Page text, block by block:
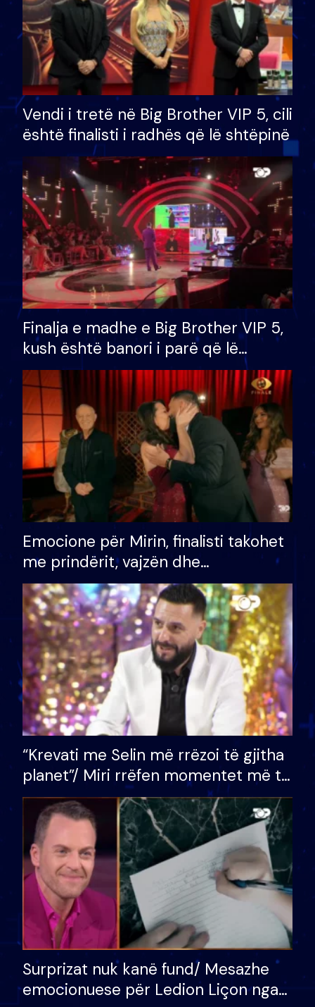
Vendi i tretë në Big Brother VIP 5, cili
është finalisti i radhës që lë shtëpinë
Finalja e madhe e Big Brother VIP 5,
kush është banori i parë që lë
shtëpinë dhe humb mundësinë për
të fituar çmimin e madh
Emocione për Mirin, finalisti takohet
me prindërit, vajzën dhe
bashkëshorten: S’kemi ndonjë letër
divorci apo jo?
“Krevati me Selin më rrëzoi të gjitha
planet”/ Miri rrëfen momentet më të
bukura në shtëpinë e BB VIP: Do më
mungojë zilja e mëngjesit kur…
Surprizat nuk kanë fund/ Mesazhe
emocionuese për Ledion Liçon nga